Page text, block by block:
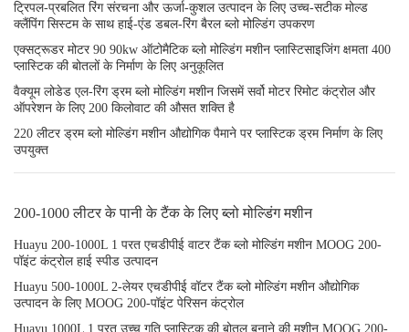
ट्रिपल-प्रबलित रिंग संरचना और ऊर्जा-कुशल उत्पादन के लिए उच्च-सटीक मोल्ड
क्लैंपिंग सिस्टम के साथ हाई-एंड डबल-रिंग बैरल ब्लो मोल्डिंग उपकरण
एक्सट्रूडर मोटर 90 90kw ऑटोमैटिक ब्लो मोल्डिंग मशीन प्लास्टिसाइजिंग क्षमता 400
प्लास्टिक की बोतलों के निर्माण के लिए अनुकूलित
वैक्यूम लोडेड एल-रिंग ड्रम ब्लो मोल्डिंग मशीन जिसमें सर्वो मोटर रिमोट कंट्रोल और
ऑपरेशन के लिए 200 किलोवाट की औसत शक्ति है
220 लीटर ड्रम ब्लो मोल्डिंग मशीन औद्योगिक पैमाने पर प्लास्टिक ड्रम निर्माण के लिए
उपयुक्त
200-1000 लीटर के पानी के टैंक के लिए ब्लो मोल्डिंग मशीन
Huayu 200-1000L 1 परत एचडीपीई वाटर टैंक ब्लो मोल्डिंग मशीन MOOG 200-
पॉइंट कंट्रोल हाई स्पीड उत्पादन
Huayu 500-1000L 2-लेयर एचडीपीई वॉटर टैंक ब्लो मोल्डिंग मशीन औद्योगिक
उत्पादन के लिए MOOG 200-पॉइंट पेरिसन कंट्रोल
Huayu 1000L 1 परत उच्च गति प्लास्टिक की बोतल बनाने की मशीन MOOG 200-